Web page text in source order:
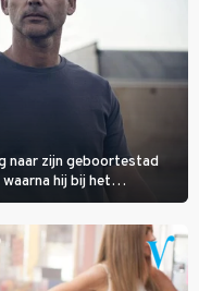
naar zijn geboortestad
hij bij het
begint te vermoeden